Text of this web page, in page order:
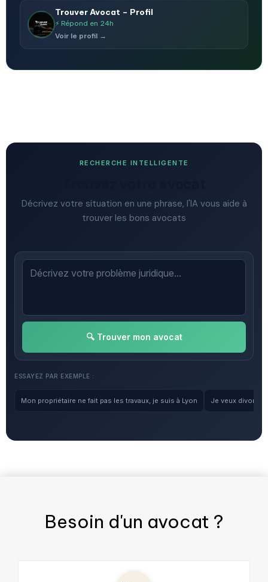
Trouver Avocat – Profil
⚡ Répond en 24h
Voir le profil →
RECHERCHE INTELLIGENTE
Décrivez votre situation en une phrase, l'IA vous aide à
trouver les bons avocats
🔍 Trouver mon avocat
ESSAYEZ PAR EXEMPLE :
Mon propriétaire ne fait pas les travaux, je suis à Lyon Je veux
Besoin d'un avocat ?